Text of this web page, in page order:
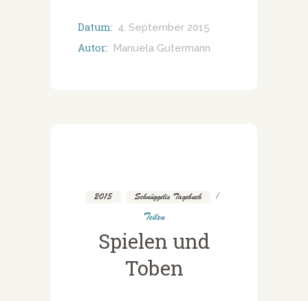
Datum: 4. September 2015
Autor: Manuela Gutermann
2015 Schnüggelis Tagebuch
Teilen
Spielen und
Toben